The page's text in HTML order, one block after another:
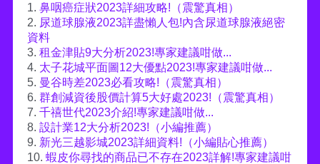
1. 鼻咽癌症狀2023詳細攻略!（震驚真相）
2. 尿道球腺液2023詳盡懶人包!內含尿道球腺液絕密
資料
3. 租金津貼9大分析2023!專家建議咁做...
4. 太子花城平面圖12大優點2023!專家建議咁做...
5. 曼谷時差2023必看攻略!（震驚真相）
6. 群創減資後股價計算5大好處2023!（震驚真相）
7. 千禧世代2023介紹!專家建議咁做...
8. 設計業12大分析2023!（小編推薦）
9. 新光三越影城2023詳細資料!（小編貼心推薦）
10. 蝦皮你尋找的商品已不存在2023詳解!專家建議咁